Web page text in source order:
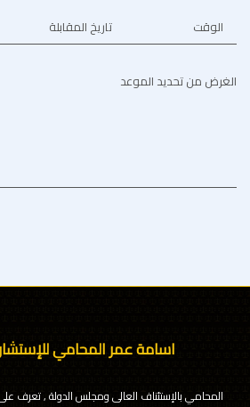
تاريخ المقابلة الوقت
الغرض من تحديد الموعد
اسامة عمر المحامي
المحامي بالإستئناف العالى ومجلس الدولة , تعرف